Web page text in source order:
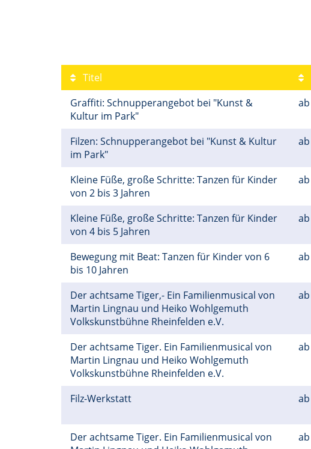
Titel
Graffiti: Schnupperangebot bei "Kunst &
Kultur im Park"
ab
Filzen: Schnupperangebot bei "Kunst & Kultur
im Park"
ab
Kleine Füße, große Schritte: Tanzen für Kinder
von 2 bis 3 Jahren
ab
Kleine Füße, große Schritte: Tanzen für Kinder
von 4 bis 5 Jahren
ab
Bewegung mit Beat: Tanzen für Kinder von 6
bis 10 Jahren
ab
Der achtsame Tiger,- Ein Familienmusical von
Martin Lingnau und Heiko Wohlgemuth
Volkskunstbühne Rheinfelden e.V.
ab
Der achtsame Tiger. Ein Familienmusical von
Martin Lingnau und Heiko Wohlgemuth
Volkskunstbühne Rheinfelden e.V.
ab
Filz-Werkstatt ab
Der achtsame Tiger. Ein Familienmusical von
ab